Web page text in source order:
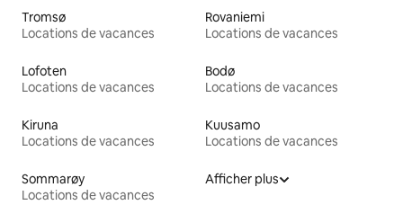
Tromsø
Locations de vacances
Rovaniemi
Locations de vacances
Lofoten
Locations de vacances
Bodø
Locations de vacances
Kiruna
Locations de vacances
Kuusamo
Locations de vacances
Sommarøy
Locations de vacances
Afficher plus